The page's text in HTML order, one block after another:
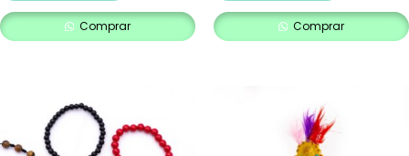
Comprar Comprar